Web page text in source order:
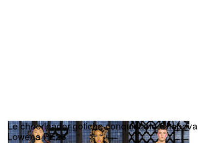
Le cheerleader gotiche conquistano Chopova
Lowena PE26